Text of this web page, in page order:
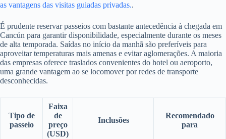
as vantagens das visitas guiadas privadas..
É prudente reservar passeios com bastante antecedência à chegada em
Cancún para garantir disponibilidade, especialmente durante os meses
de alta temporada. Saídas no início da manhã são preferíveis para
aproveitar temperaturas mais amenas e evitar aglomerações. A maioria
das empresas oferece traslados convenientes do hotel ou aeroporto,
uma grande vantagem ao se locomover por redes de transporte
desconhecidas.
Tipo de
passeio
Faixa
de
preço
(USD)
Inclusões
Recomendado
para